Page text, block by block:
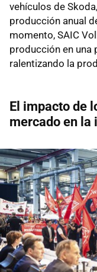
vehículos de
producción anual
momento, SAIC
producción en una
ralentizando la
El impacto de
mercado en la